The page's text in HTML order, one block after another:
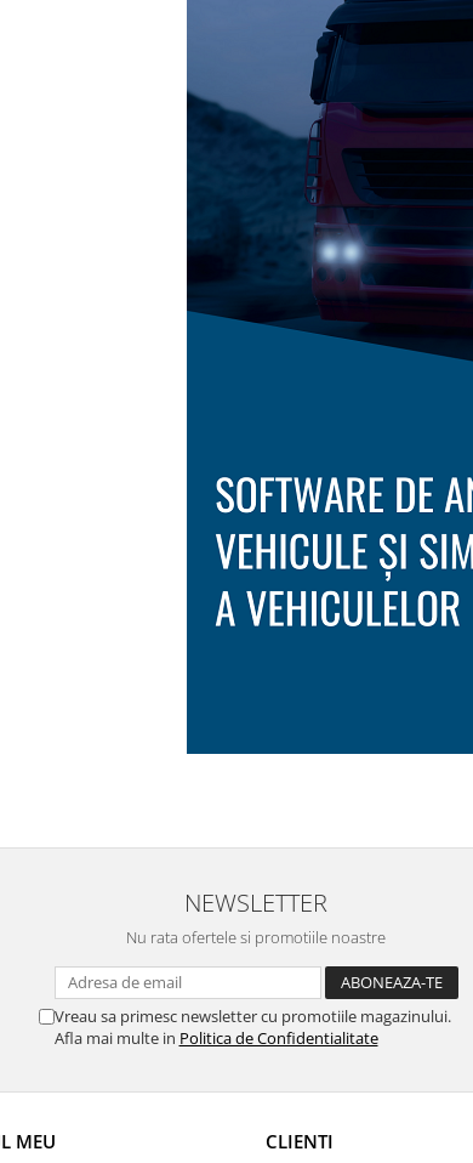
NEWSLETTER
Nu rata ofertele si promotiile noastre
Vreau sa primesc newsletter cu promotiile magazinului.
Afla mai multe in Politica de Confidentialitate
MEU CLIENTI